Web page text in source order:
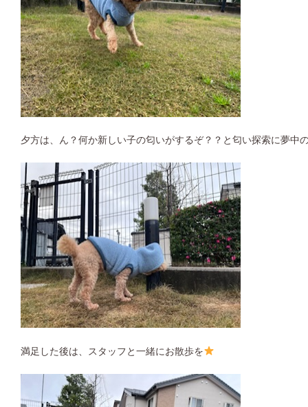
夕方は、ん？何か新しい子の匂いがするぞ？？と匂い探索に夢中
満足した後は、スタッフと一緒にお散歩を